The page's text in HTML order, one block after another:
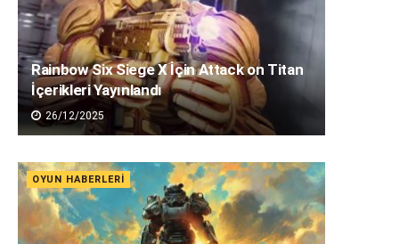
Rainbow Six Siege X İçin Attack on Titan
İçerikleri Yayınlandı
26/12/2025
OYUN HABERLERI